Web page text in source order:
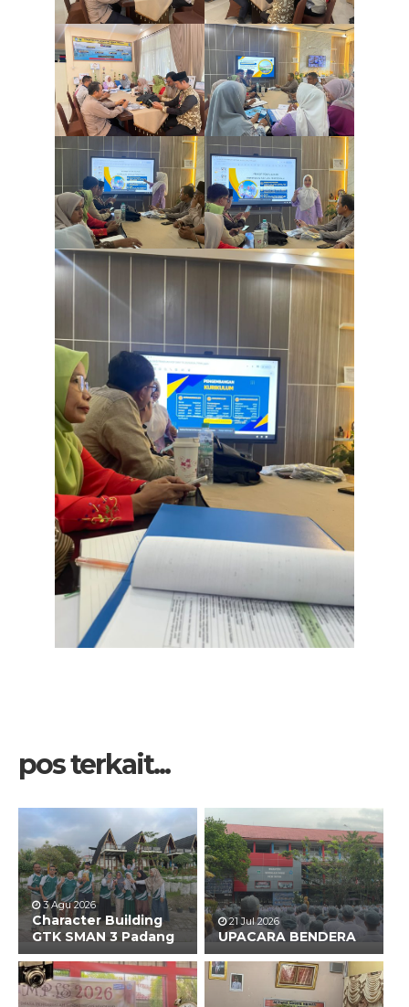
pos terkait...
3 Agu 2026
Character Building
GTK SMAN 3 Padang
21 Jul 2026
UPACARA BENDERA